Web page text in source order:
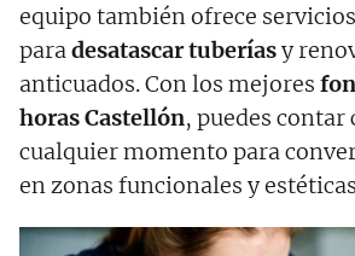
equipo también ofrece
paradesatascar tuberíasy
anticuados. Con los mejores
horasCastellón, puedes
cualquier momento para
en zonas funcionales y